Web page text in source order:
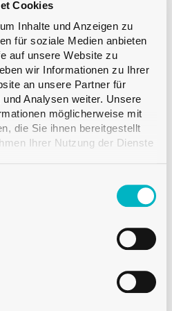
Cookies
Inhalte und Anzeigen zu
für soziale Medien anbieten
auf unsere Website zu
wir Informationen zu Ihrer
an unsere Partner für
Analysen weiter. Unsere
möglicherweise mit
die Sie ihnen bereitgestellt
Ihrer Nutzung der Dienste
wird die
Point of Sale(PoS)
stellt eine wichtige
der Marke und den
einer in der Zeitschrift
erwähnten
wichtige Rolle des PoS,
er einen bleibenden